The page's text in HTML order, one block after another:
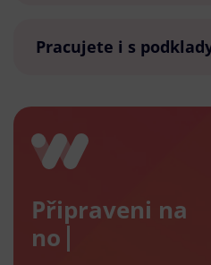
Pracujete i s
Připraveni na
nový e-